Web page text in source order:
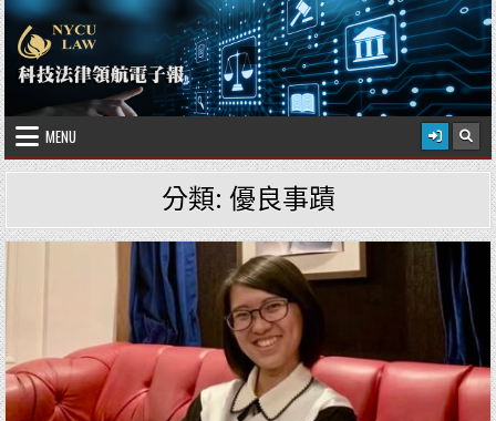
Skip to content 2026 年 8 月 7 日
國立陽明交通大學科技法律學院
MENU
分類: 優良事蹟
Posted in